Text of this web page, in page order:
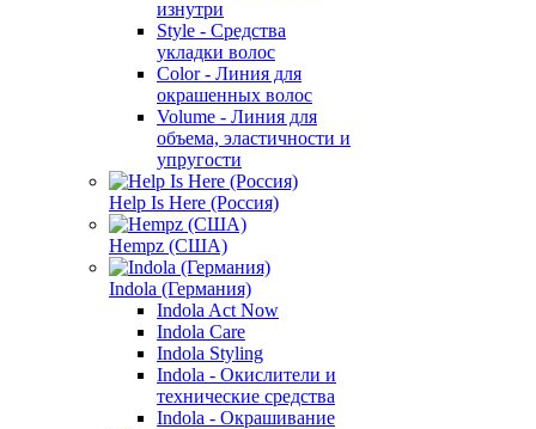
изнутри
Style - Средства
укладки волос
Color - Линия для
окрашенных волос
Volume - Линия для
объема, эластичности и
упругости
Help Is Here (Россия)
Hempz (США)
Indola (Германия)
Indola Act Now
Indola Care
Indola Styling
Indola - Окислители и
технические средства
Indola - Окрашивание